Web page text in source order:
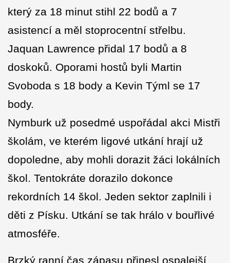
který za 18 minut stihl 22 bodů a 7
asistencí a měl stoprocentní střelbu.
Jaquan Lawrence přidal 17 bodů a 8
doskoků. Oporami hostů byli Martin
Svoboda s 18 body a Kevin Týml se 17
body.
Nymburk už posedmé uspořádal akci Mistři
školám, ve kterém ligové utkání hrají už
dopoledne, aby mohli dorazit žáci lokálních
škol. Tentokráte dorazilo dokonce
rekordních 14 škol. Jeden sektor zaplnili i
děti z Písku. Utkání se tak hrálo v bouřlivé
atmosféře.
Brzký ranní čas zápasu přinesl ospalejší